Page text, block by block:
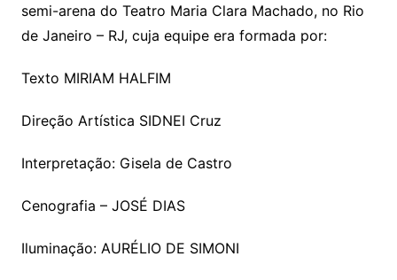
semi-arena do Teatro Maria Clara Machado, no Rio
de Janeiro – RJ, cuja equipe era formada por:
Texto MIRIAM HALFIM
Direção Artística SIDNEI Cruz
Interpretação: Gisela de Castro
Cenografia – JOSÉ DIAS
Iluminação: AURÉLIO DE SIMONI